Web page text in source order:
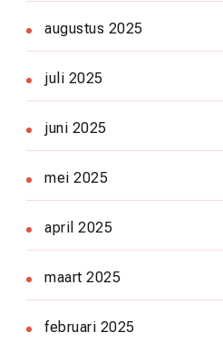
augustus 2025
juli 2025
juni 2025
mei 2025
april 2025
maart 2025
februari 2025